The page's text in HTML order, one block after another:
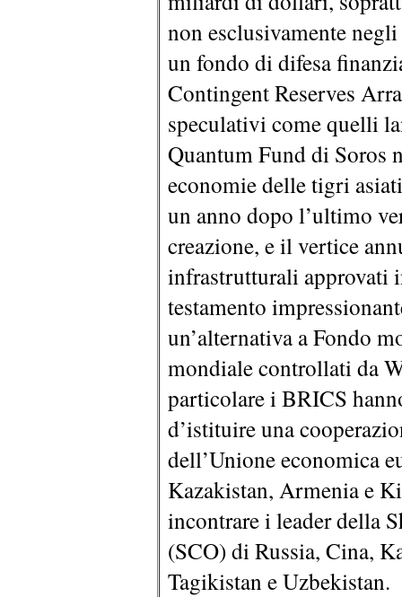
non esclusivamente
un fondo di difesa
Contingent Reserves
speculativi come quelli
Quantum Fund di Soros
economie delle tigri
un anno dopo l’ultimo
creazione, e il vertice
infrastrutturali approvati
testamento
un’alternativa a Fondo
mondiale controllati da
particolare i BRICS
d’istituire una
dell’Unione economica
Kazakistan, Armenia e
incontrare i leader della
(SCO) di Russia, Cina,
Tagikistan e Uzbekistan.